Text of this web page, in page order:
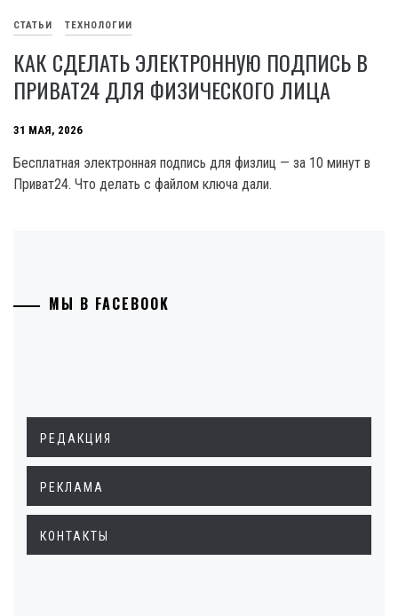
СТАТЬИ ТЕХНОЛОГИИ
КАК СДЕЛАТЬ ЭЛЕКТРОННУЮ ПОДПИСЬ В
ПРИВАТ24 ДЛЯ ФИЗИЧЕСКОГО ЛИЦА
31 МАЯ, 2026
Бесплатная электронная подпись для физлиц — за 10 минут в
Приват24. Что делать с файлом ключа дали.
МЫ В FACEBOOK
РЕДАКЦИЯ
РЕКЛАМА
КОНТАКТЫ